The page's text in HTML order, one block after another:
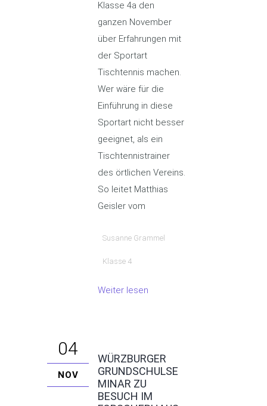
Klasse 4a den
ganzen November
über Erfahrungen mit
der Sportart
Tischtennis machen.
Wer wäre für die
Einführung in diese
Sportart nicht besser
geeignet, als ein
Tischtennistrainer
des örtlichen Vereins.
So leitet Matthias
Geisler vom
Susanne Grammel
Klasse 4
Weiter lesen
04
NOV
WÜRZBURGER
GRUNDSCHULSE
MINAR ZU
BESUCH IM